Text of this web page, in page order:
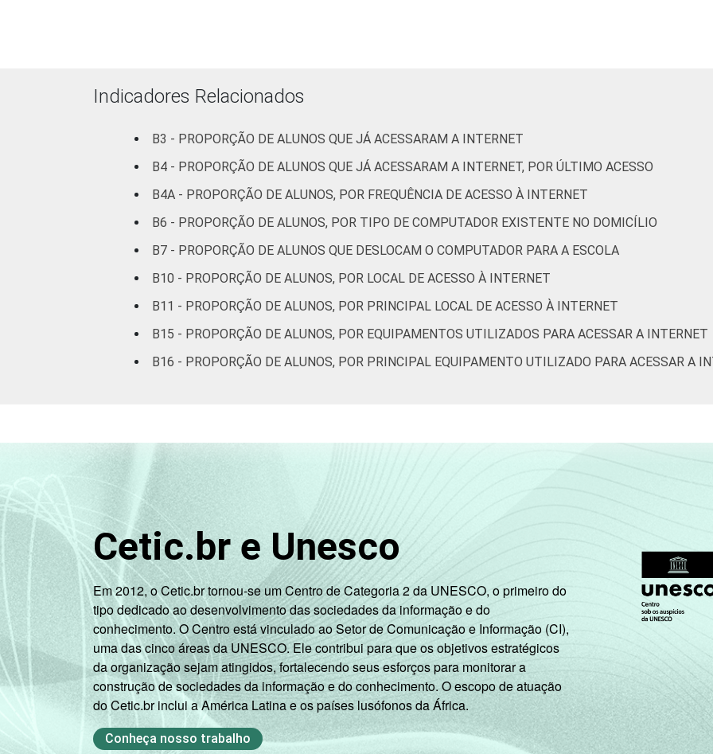
Indicadores Relacionados
B3 - PROPORÇÃO DE ALUNOS QUE JÁ ACESSARAM A INTERNET
B4 - PROPORÇÃO DE ALUNOS QUE JÁ ACESSARAM A INTERNET, POR ÚLTIMO ACESSO
B4A - PROPORÇÃO DE ALUNOS, POR FREQUÊNCIA DE ACESSO À INTERNET
B6 - PROPORÇÃO DE ALUNOS, POR TIPO DE COMPUTADOR EXISTENTE NO DOMICÍLIO
B7 - PROPORÇÃO DE ALUNOS QUE DESLOCAM O COMPUTADOR PARA A ESCOLA
B10 - PROPORÇÃO DE ALUNOS, POR LOCAL DE ACESSO À INTERNET
B11 - PROPORÇÃO DE ALUNOS, POR PRINCIPAL LOCAL DE ACESSO À INTERNET
B15 - PROPORÇÃO DE ALUNOS, POR EQUIPAMENTOS UTILIZADOS PARA ACESSAR A INTERNET
B16 - PROPORÇÃO DE ALUNOS, POR PRINCIPAL EQUIPAMENTO UTILIZADO PARA ACESSAR A
Cetic.br e Unesco
Em 2012, o Cetic.br tornou-se um Centro de Categoria 2 da UNESCO, o primeiro do
tipo dedicado ao desenvolvimento das sociedades da informação e do
conhecimento. O Centro está vinculado ao Setor de Comunicação e Informação (CI),
uma das cinco áreas da UNESCO. Ele contribui para que os objetivos estratégicos
da organização sejam atingidos, fortalecendo seus esforços para monitorar a
construção de sociedades da informação e do conhecimento. O escopo de atuação
do Cetic.br inclui a América Latina e os países lusófonos da África.
Conheça nosso trabalho